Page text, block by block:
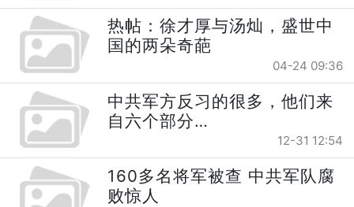
热帖：徐才厚与汤灿，盛世中
国的两朵奇葩
04-24 09:36
中共军方反习的很多，他们来
自六个部分…
12-31 12:54
160多名将军被查 中共军队腐
败惊人